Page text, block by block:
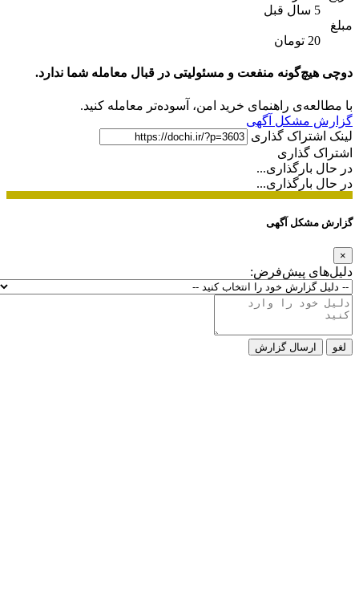
5 سال قبل
مبلغ
20 تومان
دوچی هیچ‌گونه منفعت و مسئولیتی در قبال معامله شما ندارد.
با مطالعه‌ی راهنمای خرید امن، آسوده‌تر معامله کنید.
گزارش مشکل آگهی
لینک اشتراک گذاری
اشتراک گذاری
در حال بارگذاری...
در حال بارگذاری...
گزارش مشکل آگهی
×
دلیل‌های پیش‌فرض:
لغو ارسال گزارش